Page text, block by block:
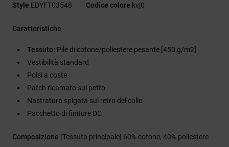
Style EDYFT03548 Codice colore kvj0
Caratteristiche
Tessuto: Pile di cotone/poliestere pesante [450 g/m2]
Vestibilità standard
Polsi a coste
Patch ricamato sul petto
Nastratura spigata sul retro del collo
Pacchetto di finiture DC
Composizione [Tessuto principale] 60% cotone, 40% poliestere